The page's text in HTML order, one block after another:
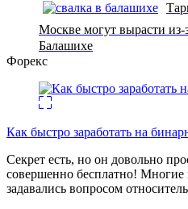
Москве могут вырасти из-
Балашихе
Форекс
Как быстро заработать на
Секрет есть, но он довольно
совершенно бесплатно! Многие
задавались вопросом